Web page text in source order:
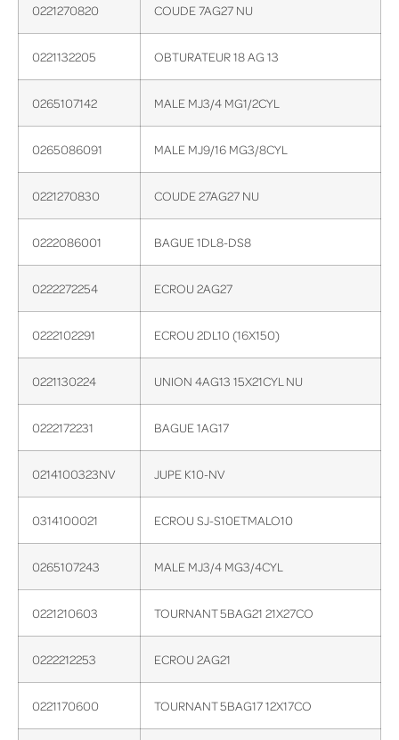
0221270820 COUDE 7AG27 NU
0221132205 OBTURATEUR 18 AG 13
0265107142 MALE MJ3/4 MG1/2CYL
0265086091 MALE MJ9/16 MG3/8CYL
0221270830 COUDE 27AG27 NU
0222086001 BAGUE 1DL8-DS8
0222272254 ECROU 2AG27
0222102291 ECROU 2DL10 (16X150)
0221130224 UNION 4AG13 15X21CYL NU
0222172231 BAGUE 1AG17
0214100323NV JUPE K10-NV
0314100021 ECROU SJ-S10ETMALO10
0265107243 MALE MJ3/4 MG3/4CYL
0221210603 TOURNANT 5BAG21 21X27CO
0222212253 ECROU 2AG21
0221170600 TOURNANT 5BAG17 12X17CO